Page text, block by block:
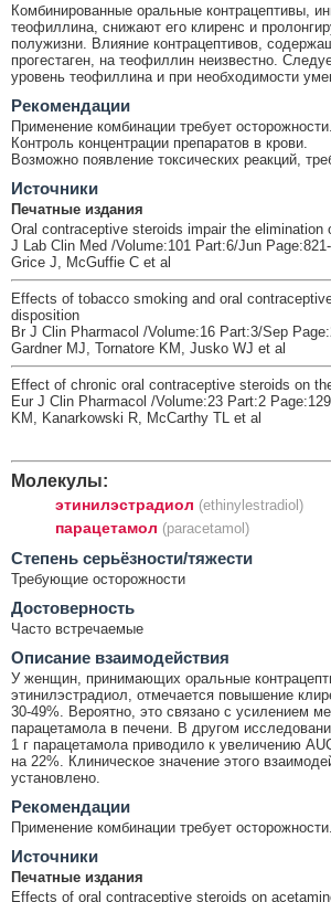
Комбинированные оральные контрацептивы,
теофиллина, снижают его клиренс и
полужизни. Влияние контрацептивов,
прогестаген, на теофиллин неизвестно.
уровень теофиллина и при необходимости
Рекомендации
Применение комбинации требует осторожности.
Контроль концентрации препаратов в крови.
Возможно появление токсических реакций,
Источники
Печатные издания
Oral contraceptive steroids impair the elimination
J Lab Clin Med /Volume:101 Part:6/Jun
Grice J, McGuffie C et al
Effects of tobacco smoking and oral
disposition
Br J Clin Pharmacol /Volume:16 Part:3/Sep
Gardner MJ, Tornatore KM, Jusko WJ et al
Effect of chronic oral contraceptive steroids on
Eur J Clin Pharmacol /Volume:23 Part:2
KM, Kanarkowski R, McCarthy TL et al
Молекулы:
этинилэстрадиол (ethinylestradiol)
парацетамол (paracetamol)
Cтепень серьёзности/тяжести
Требующие осторожности
Достоверность
Часто встречаемые
Описание взаимодействия
У женщин, принимающих оральные
этинилэстрадиол, отмечается повышение
30-49%. Вероятно, это связано с усилением
парацетамола в печени. В другом
1 г парацетамола приводило к увеличению
на 22%. Клиническое значение этого
установлено.
Рекомендации
Применение комбинации требует осторожности.
Источники
Печатные издания
Effects of oral contraceptive steroids on